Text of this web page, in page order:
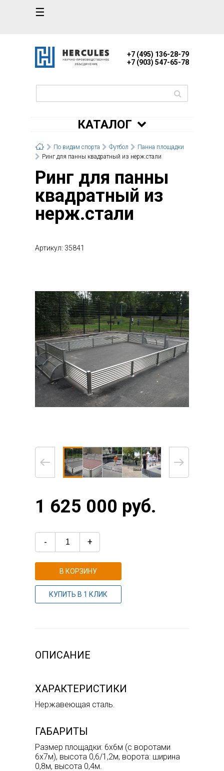
☰
+7 (495) 136-28-79
+7 (903) 547-65-78
КАТАЛОГ
По видам спорта Футбол
Панна площадки
Ринг для панны квадратный из нерж.стали
Ринг для панны
квадратный из
нерж.стали
Артикул: 35841
1 625 000 руб.
- +
В КОРЗИНУ
КУПИТЬ В 1 КЛИК
ОПИСАНИЕ
ХАРАКТЕРИСТИКИ
Нержавеющая сталь.
ГАБАРИТЫ
Размер площадки: 6х6м (с воротами
6х7м), высота 0,6/1,2м, ворота: ширина
0,8м, высота 0,4м.